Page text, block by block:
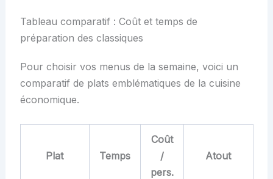
Tableau comparatif : Coût et temps de
préparation des classiques
Pour choisir vos menus de la semaine, voici un
comparatif de plats emblématiques de la cuisine
économique.
Plat Temps
Coût
/
pers.
Atout